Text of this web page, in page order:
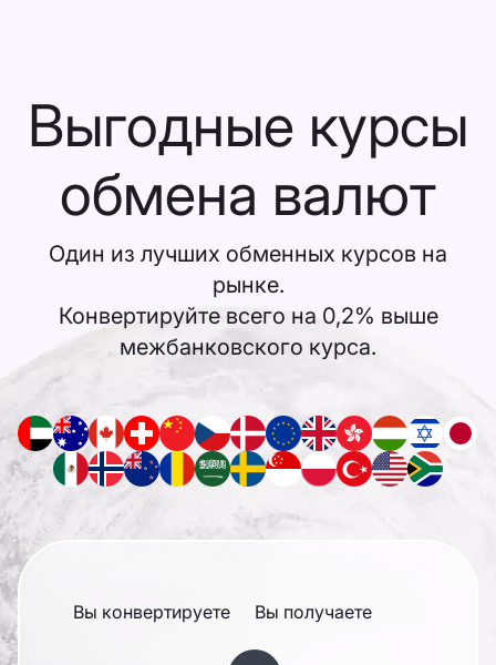
Выгодные курсы
обмена валют
Один из лучших обменных курсов на
рынке.
Конвертируйте всего на 0,2% выше
межбанковского курса.
Вы конвертируете Вы получаете